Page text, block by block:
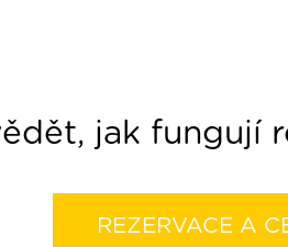
jak fungují
REZERVACE A